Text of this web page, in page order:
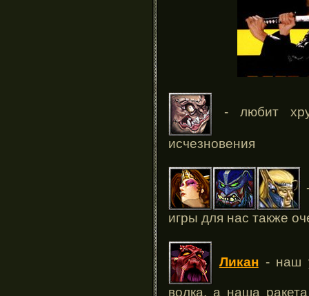
- любит
исчезновения
игры для нас также
Ликан- наш
волка, а наша